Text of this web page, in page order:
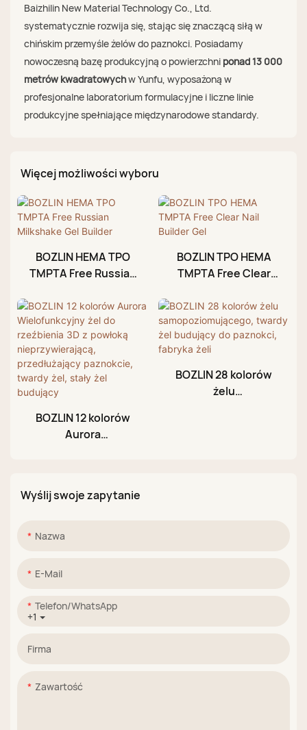
Baizhilin New Material Technology Co., Ltd.
systematycznie rozwija się, stając się znaczącą siłą w
chińskim przemyśle żelów do paznokci. Posiadamy
nowoczesną bazę produkcyjną o powierzchni ponad 13 000
metrów kwadratowychw Yunfu, wyposażoną w
profesjonalne laboratorium formulacyjne i liczne linie
produkcyjne spełniające międzynarodowe standardy.
Więcej możliwości wyboru
BOZLIN HEMA TPO
TMPTA Free Russian
BOZLIN TPO HEMA
TMPTA Free Clear
BOZLIN 12 kolorów
Aurora
nieprzywierającą,
paznokcie, twardy
BOZLIN 28 kolorów
żelu
Wyślij swoje zapytanie
Nazwa
E-Mail
+1
Telefon/WhatsApp
Firma
Zawartość